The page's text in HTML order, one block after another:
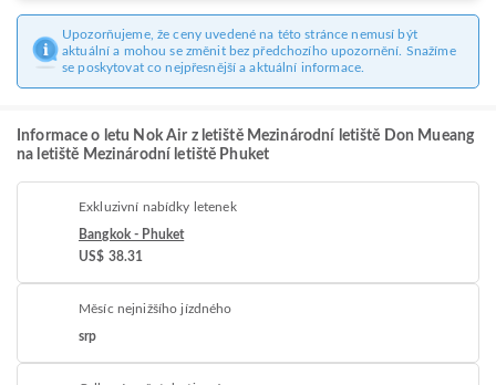
Upozorňujeme, že ceny uvedené na této stránce nemusí být
aktuální a mohou se změnit bez předchozího upozornění. Snažíme
se poskytovat co nejpřesnější a aktuální informace.
Informace o letu Nok Air z letiště Mezinárodní letiště Don Mueang
na letiště Mezinárodní letiště Phuket
Exkluzivní nabídky letenek
Bangkok - Phuket
US$ 38.31
Měsíc nejnižšího jízdného
srp